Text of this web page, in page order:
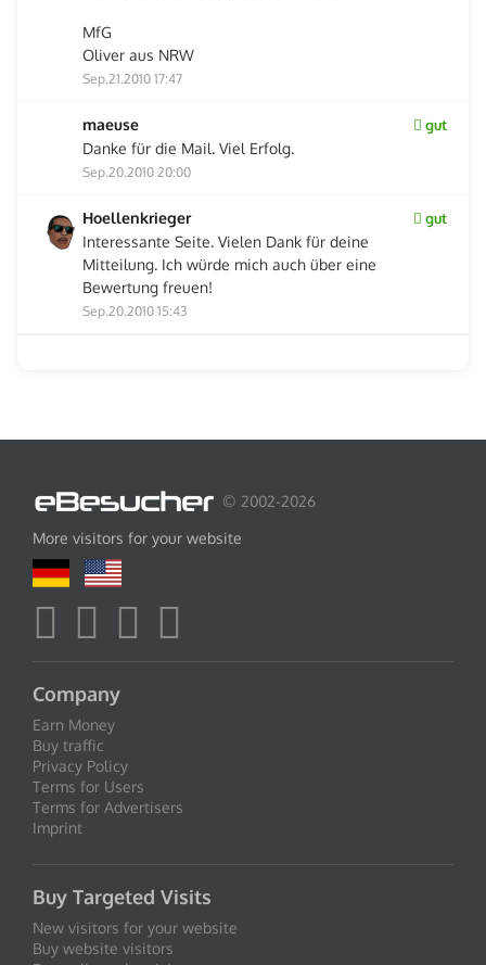
MfG
Oliver aus NRW
Sep.21.2010 17:47
maeuse gut
Danke für die Mail. Viel Erfolg.
Sep.20.2010 20:00
Hoellenkrieger gut
Interessante Seite. Vielen Dank für deine
Mitteilung. Ich würde mich auch über eine
Bewertung freuen!
Sep.20.2010 15:43
© 2002-2026
More visitors for your website
Company
Earn Money
Buy traffic
Privacy Policy
Terms for Users
Terms for Advertisers
Imprint
Buy Targeted Visits
New visitors for your website
Buy website visitors